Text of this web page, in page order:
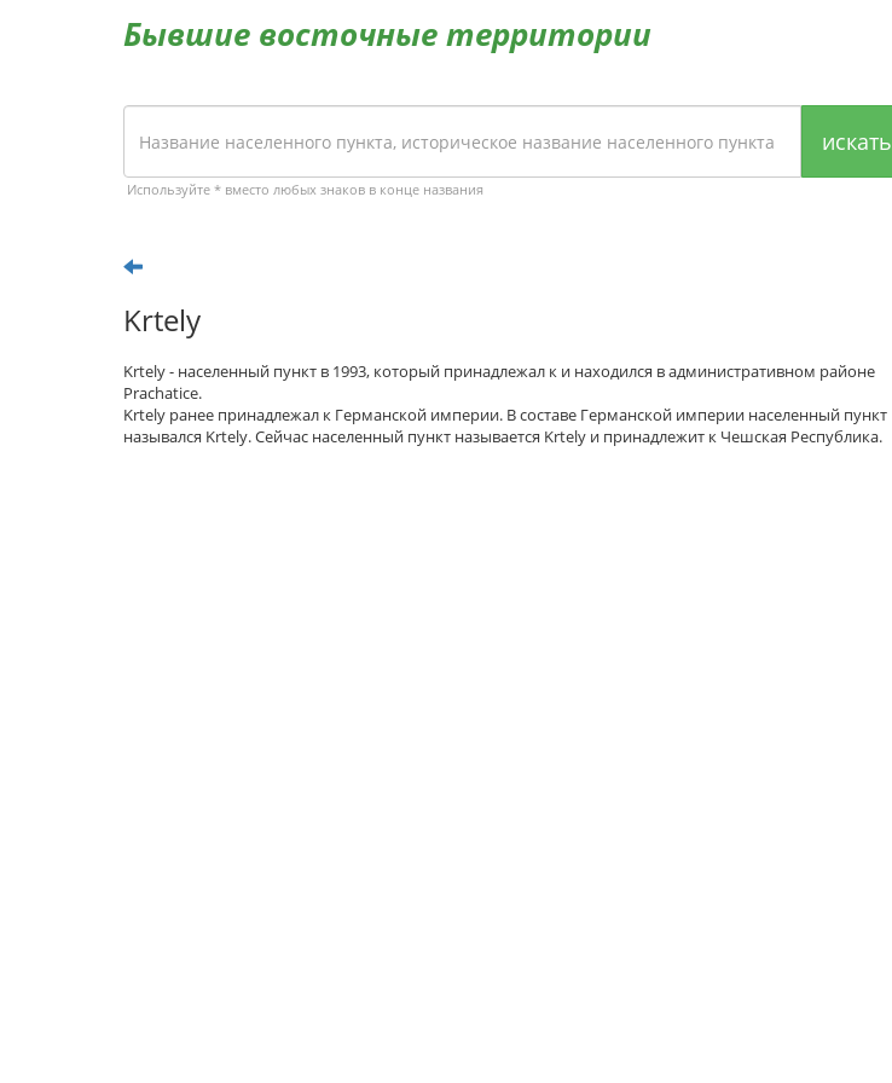
Бывшие восточные территории
искать
Используйте * вместо любых знаков в конце названия
Krtely
Krtely - населенный пункт в 1993, который принадлежал к и находился в административном районе
Prachatice.
Krtely ранее принадлежал к Германской империи. В составе Германской империи населенный пункт
назывался Krtely. Сейчас населенный пункт называется Krtely и принадлежит к Чешская Республика.